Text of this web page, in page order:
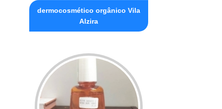
dermocosmético orgânico Vila
Alzira